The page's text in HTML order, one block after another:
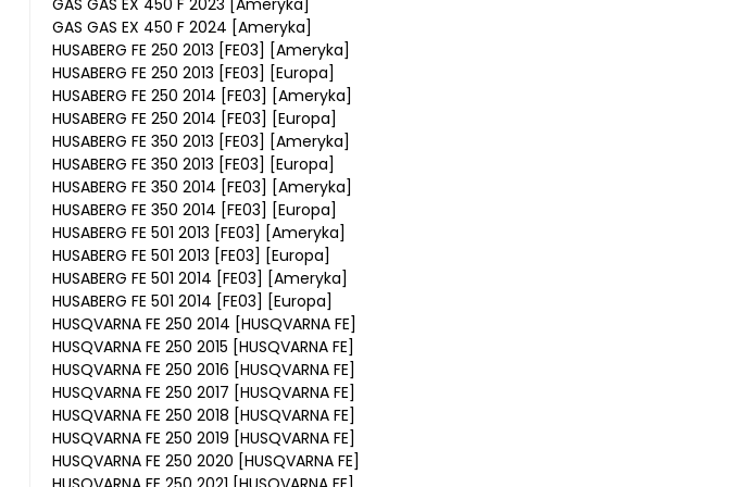
GAS GAS EX 450 F 2024 [Ameryka]
HUSABERG FE 250 2013 [FE03] [Ameryka]
HUSABERG FE 250 2013 [FE03] [Europa]
HUSABERG FE 250 2014 [FE03] [Ameryka]
HUSABERG FE 250 2014 [FE03] [Europa]
HUSABERG FE 350 2013 [FE03] [Ameryka]
HUSABERG FE 350 2013 [FE03] [Europa]
HUSABERG FE 350 2014 [FE03] [Ameryka]
HUSABERG FE 350 2014 [FE03] [Europa]
HUSABERG FE 501 2013 [FE03] [Ameryka]
HUSABERG FE 501 2013 [FE03] [Europa]
HUSABERG FE 501 2014 [FE03] [Ameryka]
HUSABERG FE 501 2014 [FE03] [Europa]
HUSQVARNA FE 250 2014 [HUSQVARNA FE]
HUSQVARNA FE 250 2015 [HUSQVARNA FE]
HUSQVARNA FE 250 2016 [HUSQVARNA FE]
HUSQVARNA FE 250 2017 [HUSQVARNA FE]
HUSQVARNA FE 250 2018 [HUSQVARNA FE]
HUSQVARNA FE 250 2019 [HUSQVARNA FE]
HUSQVARNA FE 250 2020 [HUSQVARNA FE]